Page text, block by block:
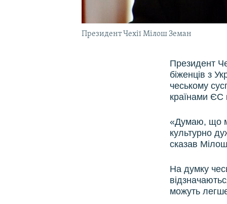
Президент Чехії Мілош Земан
Президент
біженців з
чеському
країнами ЄС
«Думаю, що
культурно
сказав
На думку
можуть